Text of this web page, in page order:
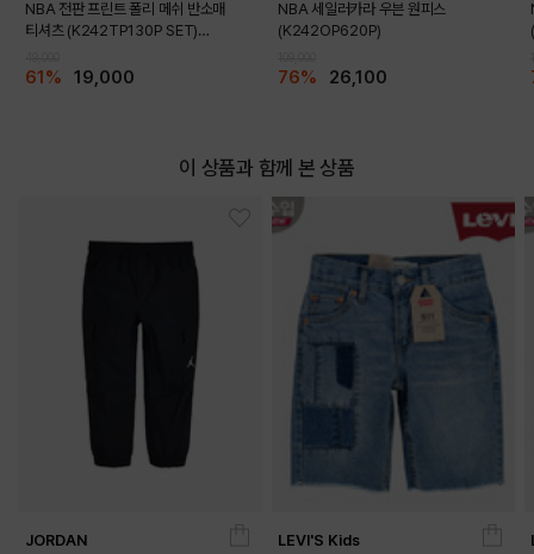
NBA 전판 프린트 폴리 메쉬 반소매
티셔츠 (K242TP130P SET)
61% 19,000
NBA 세일러카라 우븐 원피스
(K242OP620P)
76% 26,100
이 상품과 함께 본 상품
JORDAN
LEVI'S Kids